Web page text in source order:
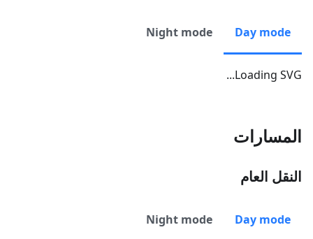
Day mode
Night mode
Loading SVG...
المسارات
النقل العام
Day mode
Night mode